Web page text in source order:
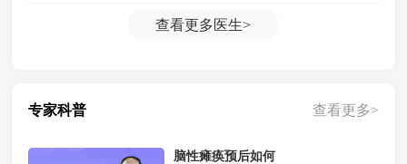
查看更多医生>
专家科普 查看更多>
脑性瘫痪预后如何